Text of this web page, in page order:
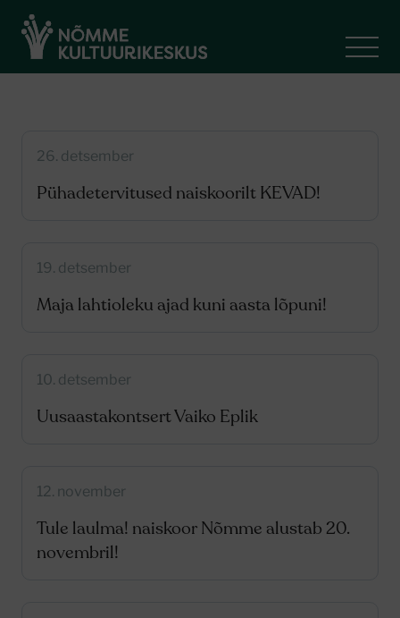
26. detsember
Pühadetervitused naiskoorilt KEVAD!
19. detsember
Maja lahtioleku ajad kuni aasta lõpuni!
10. detsember
Uusaastakontsert Vaiko Eplik
12. november
Tule laulma! naiskoor Nõmme alustab 20.
novembril!